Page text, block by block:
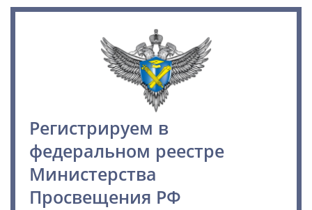
Регистрируем в
федеральном реестре
Министерства
Просвещения РФ